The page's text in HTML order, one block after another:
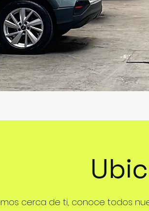
cerca de ti, conoce todos